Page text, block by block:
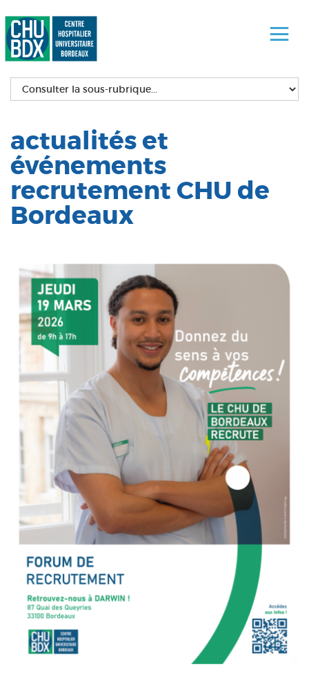
actualités et
événements
recrutement CHU de
Bordeaux